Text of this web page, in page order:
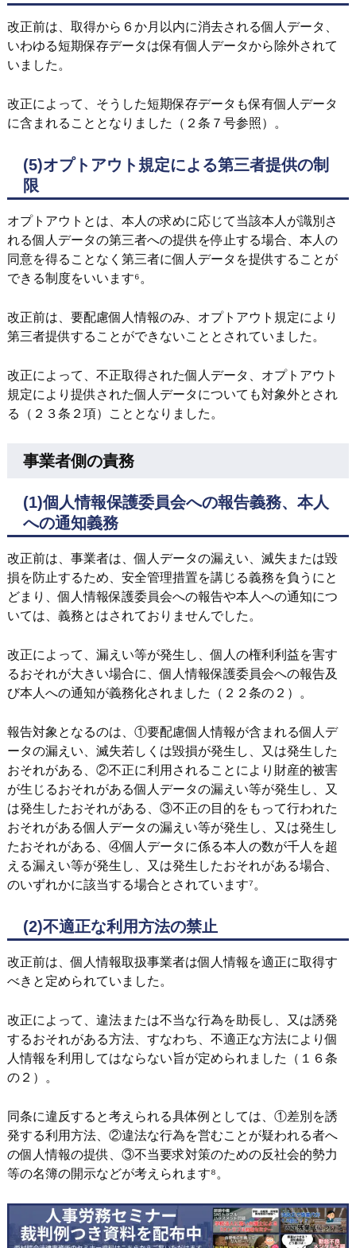
改正前は、取得から６か月以内に消去される個人データ、
いわゆる短期保存データは保有個人データから除外されて
いました。
改正によって、そうした短期保存データも保有個人データ
に含まれることとなりました（２条７号参照）。
(5)オプトアウト規定による第三者提供の制
限
オプトアウトとは、本人の求めに応じて当該本人が識別さ
れる個人データの第三者への提供を停止する場合、本人の
同意を得ることなく第三者に個人データを提供することが
できる制度をいいます⁶。
改正前は、要配慮個人情報のみ、オプトアウト規定により
第三者提供することができないこととされていました。
改正によって、不正取得された個人データ、オプトアウト
規定により提供された個人データについても対象外とされ
る（２３条２項）こととなりました。
事業者側の責務
(1)個人情報保護委員会への報告義務、本人
への通知義務
改正前は、事業者は、個人データの漏えい、滅失または毀
損を防止するため、安全管理措置を講じる義務を負うにと
どまり、個人情報保護委員会への報告や本人への通知につ
いては、義務とはされておりませんでした。
改正によって、漏えい等が発生し、個人の権利利益を害す
るおそれが大きい場合に、個人情報保護委員会への報告及
び本人への通知が義務化されました（２２条の２）。
報告対象となるのは、①要配慮個人情報が含まれる個人デ
ータの漏えい、滅失若しくは毀損が発生し、又は発生した
おそれがある、②不正に利用されることにより財産的被害
が生じるおそれがある個人データの漏えい等が発生し、又
は発生したおそれがある、③不正の目的をもって行われた
おそれがある個人データの漏えい等が発生し、又は発生し
たおそれがある、④個人データに係る本人の数が千人を超
える漏えい等が発生し、又は発生したおそれがある場合、
のいずれかに該当する場合とされています⁷。
(2)不適正な利用方法の禁止
改正前は、個人情報取扱事業者は個人情報を適正に取得す
べきと定められていました。
改正によって、違法または不当な行為を助長し、又は誘発
するおそれがある方法、すなわち、不適正な方法により個
人情報を利用してはならない旨が定められました（１６条
の２）。
同条に違反すると考えられる具体例としては、①差別を誘
発する利用方法、②違法な行為を営むことが疑われる者へ
の個人情報の提供、③不当要求対策のための反社会的勢力
等の名簿の開示などが考えられます⁸。